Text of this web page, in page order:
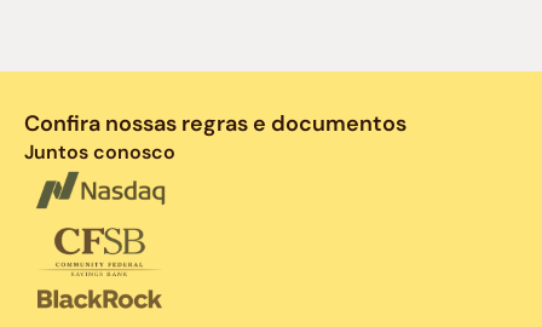
Confira nossas regras e documentos
Juntos conosco